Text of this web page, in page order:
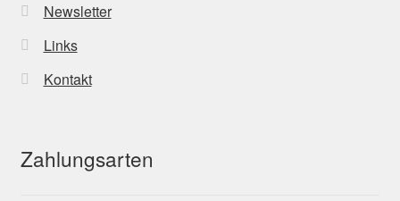
Newsletter
Links
Kontakt
Zahlungsarten